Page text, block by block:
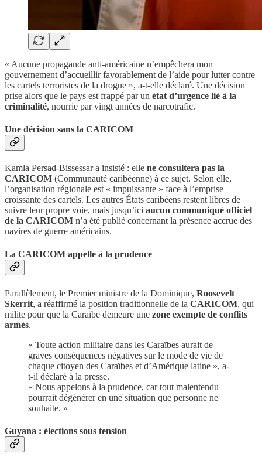
« Aucune propagande anti-américaine n’empêchera mon
gouvernement d’accueillir favorablement de l’aide pour lutter contre
les cartels terroristes de la drogue », a-t-elle déclaré. Une décision
prise alors que le pays est frappé par un état d’urgence lié à la
criminalité, nourrie par vingt années de narcotrafic.
Une décision sans la CARICOM
Kamla Persad-Bissessar a insisté : elle ne consultera pas la
CARICOM (Communauté caribéenne) à ce sujet. Selon elle,
l’organisation régionale est « impuissante » face à l’emprise
croissante des cartels. Les autres États caribéens restent libres de
suivre leur propre voie, mais jusqu’ici aucun communiqué officiel
de la CARICOM n’a été publié concernant la présence accrue des
navires de guerre américains.
La CARICOM appelle à la prudence
Parallèlement, le Premier ministre de la Dominique, Roosevelt
Skerrit, a réaffirmé la position traditionnelle de la CARICOM, qui
milite pour que la Caraïbe demeure une zone exempte de conflits
armés.
« Toute action militaire dans les Caraïbes aurait de
graves conséquences négatives sur le mode de vie de
chaque citoyen des Caraïbes et d’Amérique latine », a-
t-il déclaré à la presse.
« Nous appelons à la prudence, car tout malentendu
pourrait dégénérer en une situation que personne ne
souhaite. »
Guyana : élections sous tension